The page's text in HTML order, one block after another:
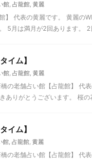
館, 占龍館, 黄麗
】 代表の黄麗です。 黄麗の
5月は満月が2回あります。
イム】
館, 占龍館, 黄麗
の老舗占い館【占龍館】 代
ありがとうございます。 桜
イム】
館, 占龍館, 黄麗
の老舗占い館【占龍館】 代